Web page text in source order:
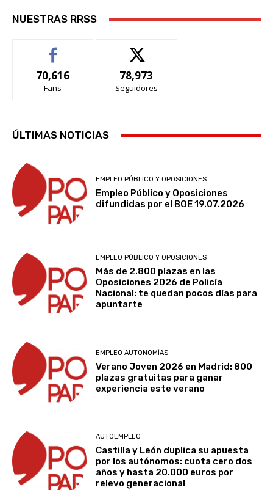
NUESTRAS RRSS
70,616
Fans
78,973
Seguidores
ÚLTIMAS NOTICIAS
EMPLEO PÚBLICO Y OPOSICIONES
Empleo Público y Oposiciones
difundidas por el BOE 19.07.2026
EMPLEO PÚBLICO Y OPOSICIONES
Más de 2.800 plazas en las
Oposiciones 2026 de Policía
Nacional: te quedan pocos días para
apuntarte
EMPLEO AUTONOMÍAS
Verano Joven 2026 en Madrid: 800
plazas gratuitas para ganar
experiencia este verano
AUTOEMPLEO
Castilla y León duplica su apuesta
por los autónomos: cuota cero dos
años y hasta 20.000 euros por
relevo generacional